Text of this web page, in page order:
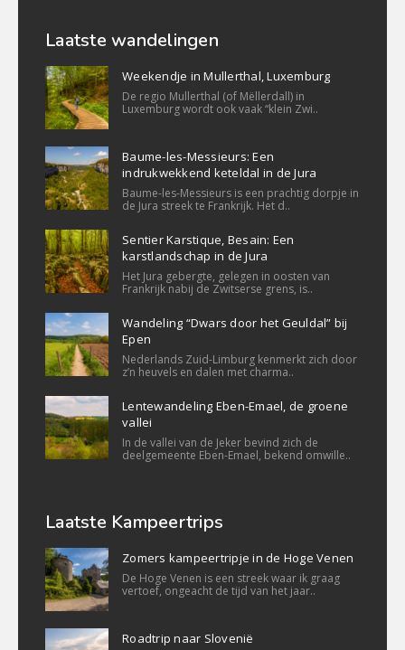
Laatste wandelingen
Weekendje in Mullerthal, Luxemburg
De regio Mullerthal (of Mëllerdall) in
Luxemburg wordt ook vaak “klein Zwi..
Baume-les-Messieurs: Een
indrukwekkend keteldal in de Jura
Baume-les-Messieurs is een prachtig dorpje in
de Jura streek te Frankrijk. Het d..
Sentier Karstique, Besain: Een
karstlandschap in de Jura
Het Jura gebergte, gelegen in oosten van
Frankrijk nabij de Zwitserse grens, is..
Wandeling “Dwars door het Geuldal” bij
Epen
Nederlands Zuid-Limburg kenmerkt zich door
z’n heuvels en dalen met charma..
Lentewandeling Eben-Emael, de groene
vallei
In de vallei van de Jeker bevind zich de
deelgemeente Eben-Emael, bekend omwille..
Laatste Kampeertrips
Zomers kampeertripje in de Hoge Venen
De Hoge Venen is een streek waar ik graag
vertoef, ongeacht de tijd van het jaar..
Roadtrip naar Slovenië